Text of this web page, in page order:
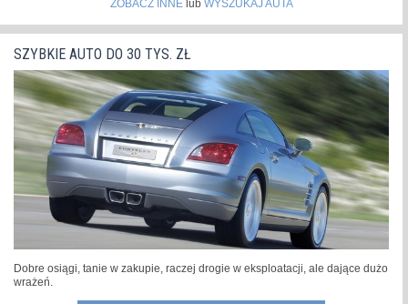
ZOBACZ INNElub WYSZUKAJ AUTA
SZYBKIE AUTO DO 30 TYS. ZŁ
Dobre osiągi, tanie w zakupie, raczej drogie w eksploatacji, ale dające dużo
wrażeń.